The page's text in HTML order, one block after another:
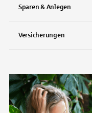
Sparen & Anlegen
Versicherungen